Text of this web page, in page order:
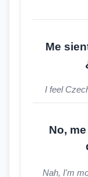
Me
I feel
No,
Nah, I'm